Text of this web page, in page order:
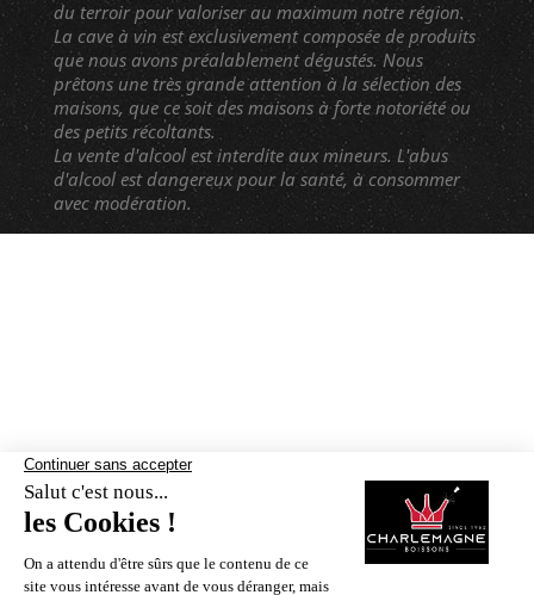
du terroir pour valoriser au maximum notre région.
La cave à vin est exclusivement composée de produits
que nous avons préalablement dégustés. Nous
prêtons une très grande attention à la sélection des
maisons, que ce soit des maisons à forte notoriété ou
des petits récoltants.
La vente d'alcool est interdite aux mineurs. L'abus
d'alcool est dangereux pour la santé, à consommer
avec modération.